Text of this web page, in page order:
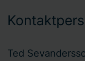
Ted